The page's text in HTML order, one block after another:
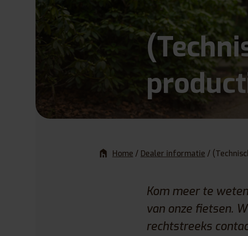
Home / Dealer informatie /
Kom meer te
van onze fietsen.
rechtstreeks